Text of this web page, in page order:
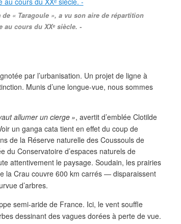
« Taragoule », a vu son aire de répartition
au cours du XXᵉ siècle. -
par l’urbanisation. Un projet de ligne à
Munis d’une longue-vue, nous sommes
allumer un cierge », avertit d’emblée Clotilde
un ganga cata tient en effet du coup de
de la Réserve naturelle des Coussouls de
du Conservatoire d’espaces naturels de
attentivement le paysage. Soudain, les prairies
la Crau couvre 600 km carrés — disparaissent
d’arbres.
semi-aride de France. Ici, le vent souffle
dessinant des vagues dorées à perte de vue.